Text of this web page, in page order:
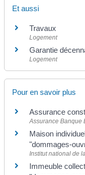
Et aussi
Travaux
Logement
Garantie
Logement
Pour en savoir plus
Assurance
Assurance Banque
Maison
"dommages-
Institut national de
Immeuble